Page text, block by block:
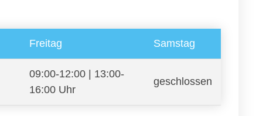
Freitag Samstag
09:00-12:00 | 13:00-
16:00 Uhr
geschlossen